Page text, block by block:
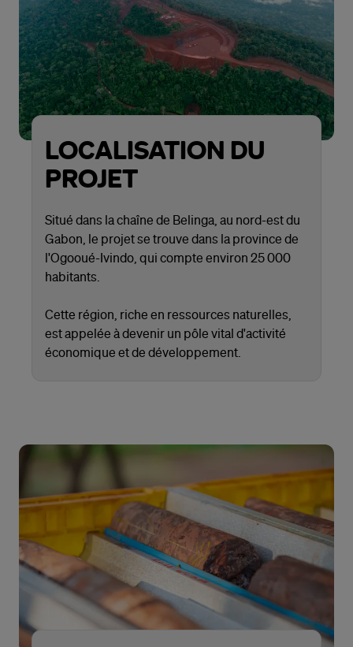
LOCALISATION DU
PROJET
Situé dans la chaîne de Belinga, au nord-est du
Gabon, le projet se trouve dans la province de
l'Ogooué-Ivindo, qui compte environ 25 000
habitants.
Cette région, riche en ressources naturelles,
est appelée à devenir un pôle vital d'activité
économique et de développement.